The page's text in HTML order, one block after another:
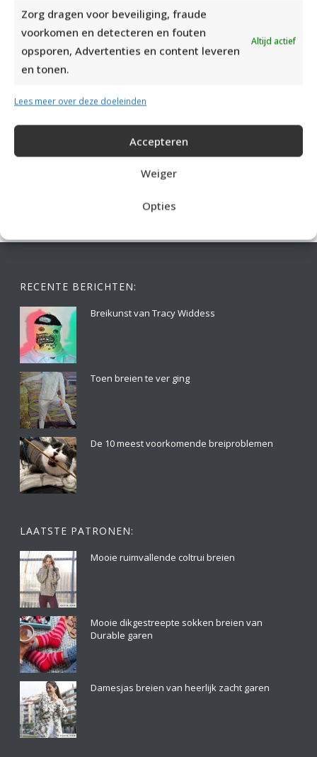
Zorg dragen voor beveiliging, fraude
voorkomen en detecteren en fouten
opsporen, Advertenties en content leveren
en tonen.
Altijd actief
Lees meer over deze doeleinden
Accepteren
Weiger
Opties
RECENTE BERICHTEN:
Breikunst van Tracy Widdess
Toen breien te ver ging
De 10 meest voorkomende breiproblemen
LAATSTE PATRONEN:
Mooie ruimvallende coltrui breien
Mooie dikgestreepte sokken breien van
Durable garen
Damesjas breien van heerlijk zacht garen